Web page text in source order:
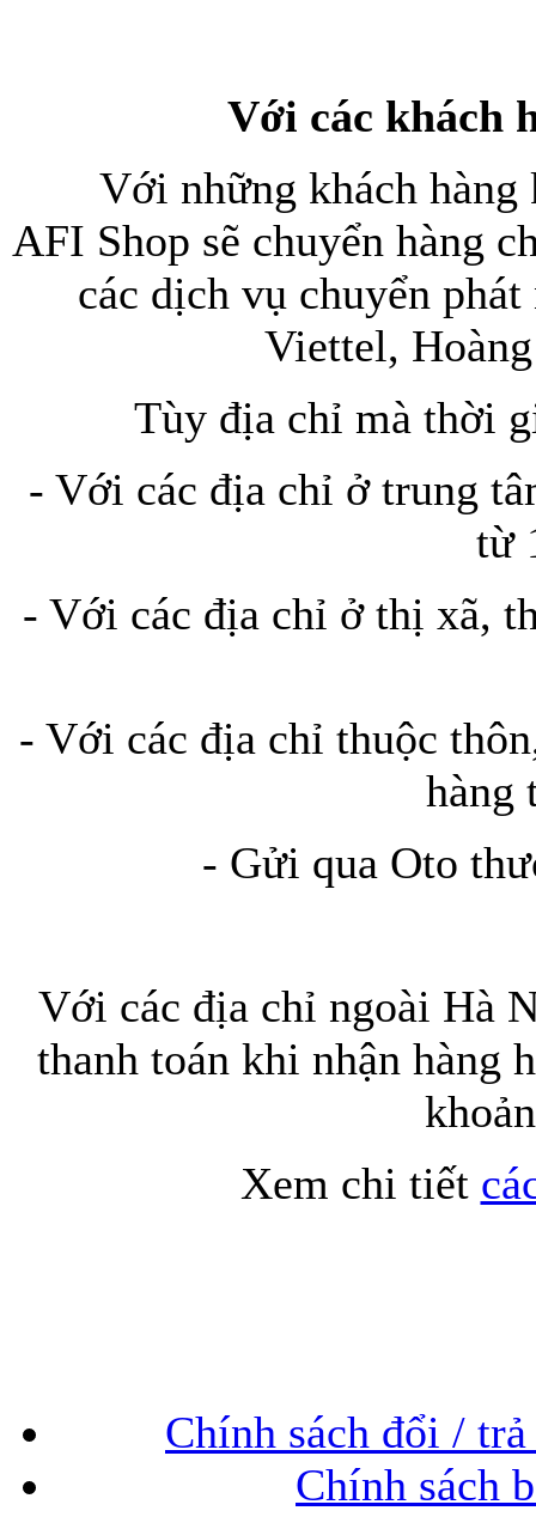
Ốp lưng iPhone
Bao da iPhone
Túi đựng iPad
Túi đựng
Bao da Samsung
Với các khách
Với những khách
AFI Shop sẽ chuyển hàng
các dịch vụ chuyển
Viettel,
Tùy địa chỉ mà thời
- Với các địa chỉ ở trung
từ
- Với các địa chỉ ở thị xã,
- Với các địa chỉ thuộc
hàng
- Gửi qua Oto
Với các địa chỉ ngoài Hà
thanh toán khi nhận hàng
Xem chi tiết
Chính sách đổi /
Chính sách